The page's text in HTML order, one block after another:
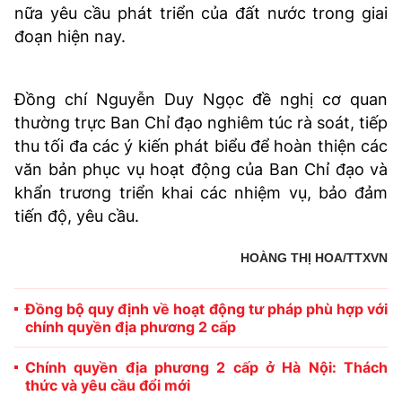
nữa yêu cầu phát triển của đất nước trong giai
đoạn hiện nay.
Đồng chí Nguyễn Duy Ngọc đề nghị cơ quan
thường trực Ban Chỉ đạo nghiêm túc rà soát, tiếp
thu tối đa các ý kiến phát biểu để hoàn thiện các
văn bản phục vụ hoạt động của Ban Chỉ đạo và
khẩn trương triển khai các nhiệm vụ, bảo đảm
tiến độ, yêu cầu.
HOÀNG THỊ HOA/TTXVN
Đồng bộ quy định về hoạt động tư pháp phù hợp với
chính quyền địa phương 2 cấp
Chính quyền địa phương 2 cấp ở Hà Nội: Thách
thức và yêu cầu đổi mới